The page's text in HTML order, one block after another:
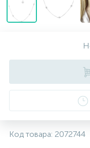
Код товара: 2072744
Серебряные